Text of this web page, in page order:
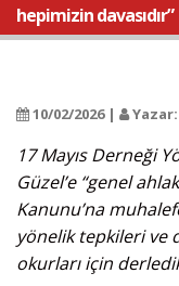
hepimizin davasıdır”
10/02/2026 | Yazar:
17 Mayıs Derneği
Güzel’e “genel
Kanunu’na
yönelik tepkileri ve
okurları için